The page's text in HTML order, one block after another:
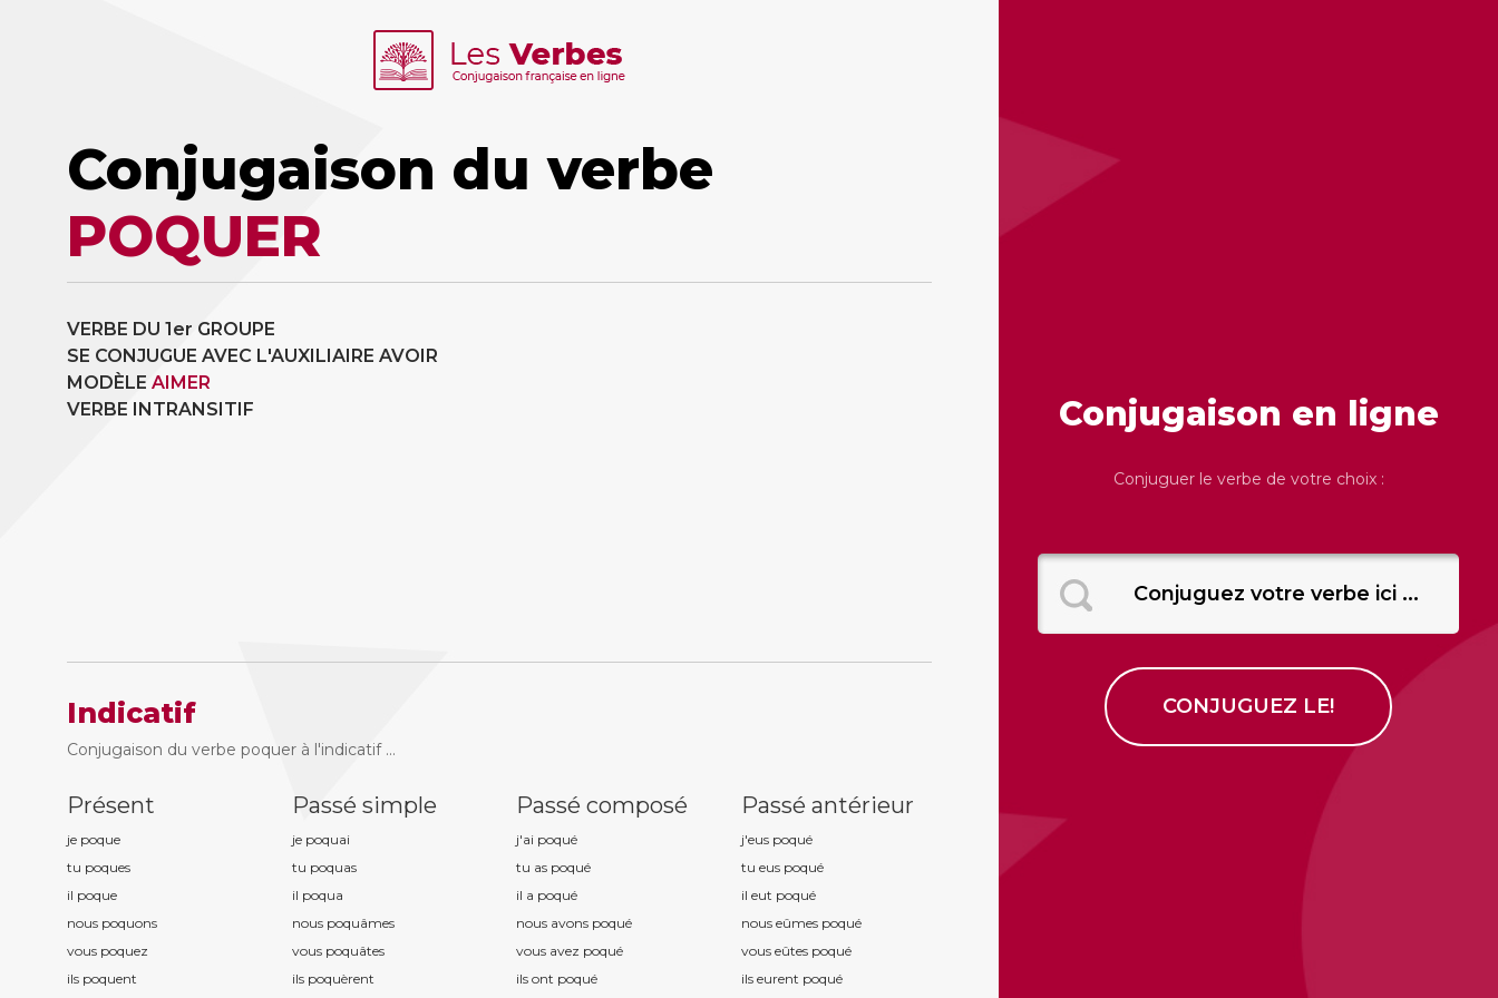
Conjugaison du verbe
POQUER
VERBE DU 1er GROUPE
SE CONJUGUE AVEC L'AUXILIAIRE AVOIR
MODÈLE AIMER
VERBE INTRANSITIF
Indicatif
Conjugaison du verbe poquer à l'indicatif ...
Présent
je poque
tu poques
il poque
nous poquons
vous poquez
ils poquent
Passé simple
je poquai
tu poquas
il poqua
nous poquâmes
vous poquâtes
ils poquèrent
Passé composé
j'ai poqué
tu as poqué
il a poqué
nous avons poqué
vous avez poqué
ils ont poqué
Passé antérieur
j'eus poqué
tu eus poqué
il eut poqué
nous eûmes poqué
vous eûtes poqué
ils eurent poqué
Conjugaison en ligne
Conjuguer le verbe de votre choix :